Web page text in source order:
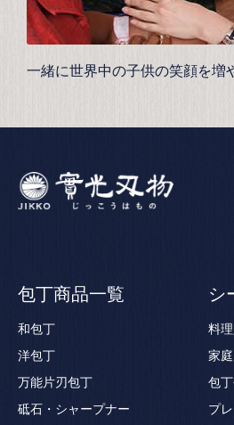
一緒に世界中の子供の笑顔を増
包丁商品一覧
和包丁
洋包丁
万能片刃包丁
砥石・シャープナー
シ
料
家
包
プ